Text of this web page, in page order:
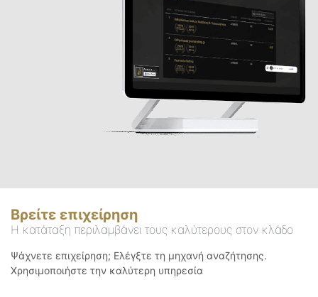
Βρείτε επιχείρηση
Η κατάταξη περιλαμβάνει τους καλύτερους στον κλάδο
Ψάχνετε επιχείρηση; Ελέγξτε τη μηχανή αναζήτησης.
Χρησιμοποιήστε την καλύτερη υπηρεσία